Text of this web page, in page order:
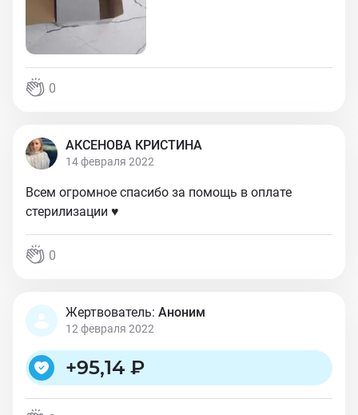
0
АКСЕНОВА КРИСТИНА
14 февраля 2022
Всем огромное спасибо за помощь в оплате
стерилизации ♥️
0
Жертвователь: Аноним
12 февраля 2022
+95,14 ₽